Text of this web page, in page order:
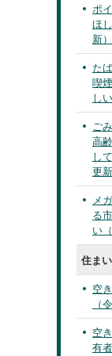
ポ
ほ
新）
た
喫
し
ご
高
し
更新
メ
る
い
住まい
空
（
空
有